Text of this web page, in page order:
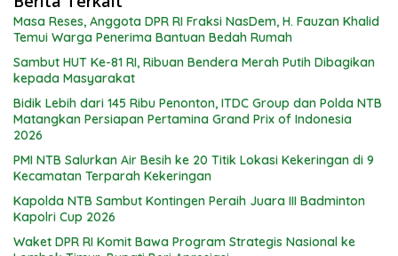
Masa Reses, Anggota DPR RI Fraksi NasDem, H. Fauzan Khalid
Temui Warga Penerima Bantuan Bedah Rumah
Sambut HUT Ke-81 RI, Ribuan Bendera Merah Putih Dibagikan
kepada Masyarakat
Bidik Lebih dari 145 Ribu Penonton, ITDC Group dan Polda NTB
Matangkan Persiapan Pertamina Grand Prix of Indonesia
2026
PMI NTB Salurkan Air Besih ke 20 Titik Lokasi Kekeringan di 9
Kecamatan Terparah Kekeringan
Kapolda NTB Sambut Kontingen Peraih Juara III Badminton
Kapolri Cup 2026
Waket DPR RI Komit Bawa Program Strategis Nasional ke